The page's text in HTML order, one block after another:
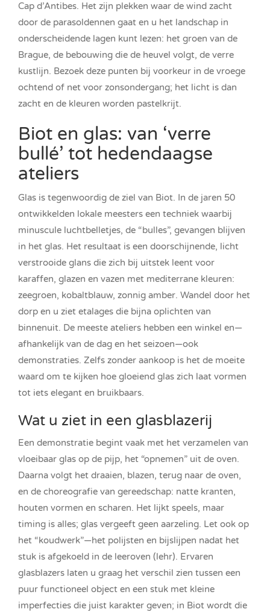
Cap d’Antibes. Het zijn plekken waar de wind zacht
door de parasoldennen gaat en u het landschap in
onderscheidende lagen kunt lezen: het groen van de
Brague, de bebouwing die de heuvel volgt, de verre
kustlijn. Bezoek deze punten bij voorkeur in de vroege
ochtend of net voor zonsondergang; het licht is dan
zacht en de kleuren worden pastelkrijt.
Biot en glas: van ‘verre
bullé’ tot hedendaagse
ateliers
Glas is tegenwoordig de ziel van Biot. In de jaren 50
ontwikkelden lokale meesters een techniek waarbij
minuscule luchtbelletjes, de “bulles”, gevangen blijven
in het glas. Het resultaat is een doorschijnende, licht
verstrooide glans die zich bij uitstek leent voor
karaffen, glazen en vazen met mediterrane kleuren:
zeegroen, kobaltblauw, zonnig amber. Wandel door het
dorp en u ziet etalages die bijna oplichten van
binnenuit. De meeste ateliers hebben een winkel en—
afhankelijk van de dag en het seizoen—ook
demonstraties. Zelfs zonder aankoop is het de moeite
waard om te kijken hoe gloeiend glas zich laat vormen
tot iets elegant en bruikbaars.
Wat u ziet in een glasblazerij
Een demonstratie begint vaak met het verzamelen van
vloeibaar glas op de pijp, het “opnemen” uit de oven.
Daarna volgt het draaien, blazen, terug naar de oven,
en de choreografie van gereedschap: natte kranten,
houten vormen en scharen. Het lijkt speels, maar
timing is alles; glas vergeeft geen aarzeling. Let ook op
het “koudwerk”—het polijsten en bijslijpen nadat het
stuk is afgekoeld in de leeroven (lehr). Ervaren
glasblazers laten u graag het verschil zien tussen een
puur functioneel object en een stuk met kleine
imperfecties die juist karakter geven; in Biot wordt die